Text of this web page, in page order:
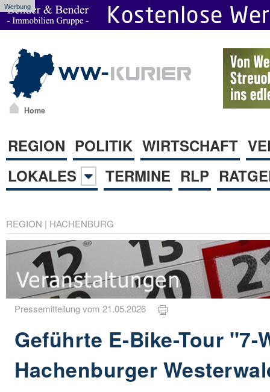
Werbung
Home
REGION POLITIK WIRTSCHAFT
LOKALES
TERMINE RLP
REGION | HACHENBURG
Pressemitteilung vom 21.05.2026
Geführte E-Bike-Tour "7-
Hachenburger